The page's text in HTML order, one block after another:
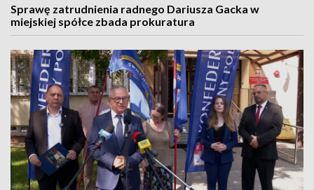
Sprawę zatrudnienia radnego Dariusza Gacka w
miejskiej spółce zbada prokuratura